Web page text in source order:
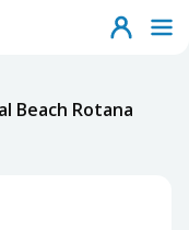
Beach Rotana